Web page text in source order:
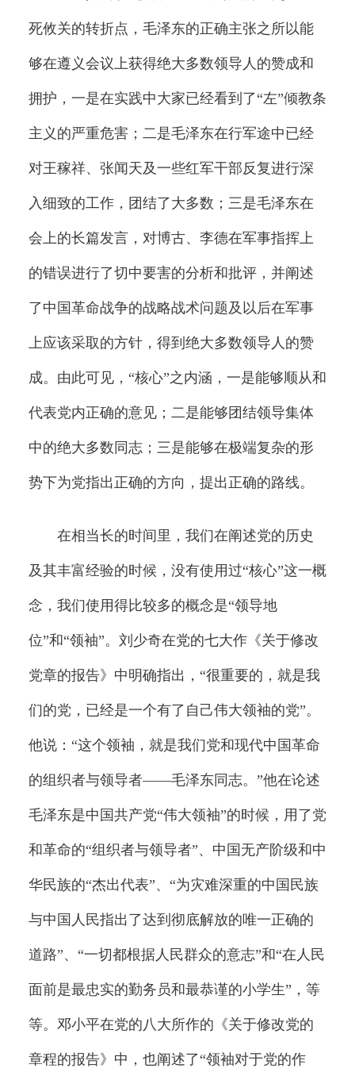
死攸关的转折点，毛泽东的正确主张之所以能
够在遵义会议上获得绝大多数领导人的赞成和
拥护，一是在实践中大家已经看到了“左”倾教条
主义的严重危害；二是毛泽东在行军途中已经
对王稼祥、张闻天及一些红军干部反复进行深
入细致的工作，团结了大多数；三是毛泽东在
会上的长篇发言，对博古、李德在军事指挥上
的错误进行了切中要害的分析和批评，并阐述
了中国革命战争的战略战术问题及以后在军事
上应该采取的方针，得到绝大多数领导人的赞
成。由此可见，“核心”之内涵，一是能够顺从和
代表党内正确的意见；二是能够团结领导集体
中的绝大多数同志；三是能够在极端复杂的形
势下为党指出正确的方向，提出正确的路线。
在相当长的时间里，我们在阐述党的历史
及其丰富经验的时候，没有使用过“核心”这一概
念，我们使用得比较多的概念是“领导地
位”和“领袖”。刘少奇在党的七大作《关于修改
党章的报告》中明确指出，“很重要的，就是我
们的党，已经是一个有了自己伟大领袖的党”。
他说：“这个领袖，就是我们党和现代中国革命
的组织者与领导者——毛泽东同志。”他在论述
毛泽东是中国共产党“伟大领袖”的时候，用了党
和革命的“组织者与领导者”、中国无产阶级和中
华民族的“杰出代表”、“为灾难深重的中国民族
与中国人民指出了达到彻底解放的唯一正确的
道路”、“一切都根据人民群众的意志”和“在人民
面前是最忠实的勤务员和最恭谨的小学生”，等
等。邓小平在党的八大所作的《关于修改党的
章程的报告》中，也阐述了“领袖对于党的作